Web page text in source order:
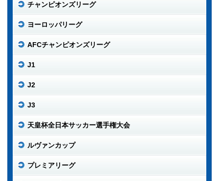
チャンピオンズリーグ
ヨーロッパリーグ
AFCチャンピオンズリーグ
J1
J2
J3
天皇杯全日本サッカー選手権大会
ルヴァンカップ
プレミアリーグ